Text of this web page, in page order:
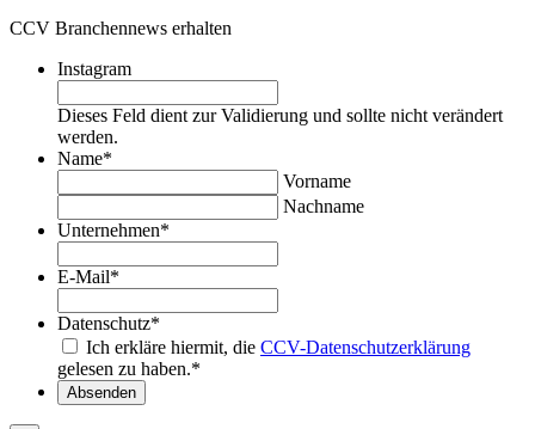
CCV Branchennews erhalten
Instagram
Dieses Feld dient zur Validierung und sollte nicht verändert
werden.
Name*
Vorname
Nachname
Unternehmen*
E-Mail*
Datenschutz*
Ich erkläre hiermit, die CCV-Datenschutzerklärung
gelesen zu haben.*
Absenden